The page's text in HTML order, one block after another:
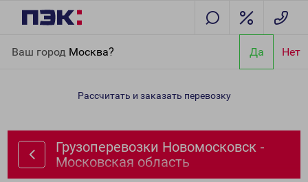
Ваш город Москва? Да Нет
Московская область
Рассчитать и заказать перевозку
Грузоперевозки Новомосковск -
Московская область